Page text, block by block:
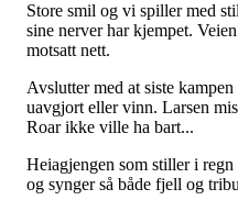
Store smil og vi spiller med
sine nerver har kjempet.
motsatt nett.
Avslutter med at siste
uavgjort eller vinn. Larsen
Roar ikke ville ha bart...
Heiagjengen som stiller i
og synger så både fjell og